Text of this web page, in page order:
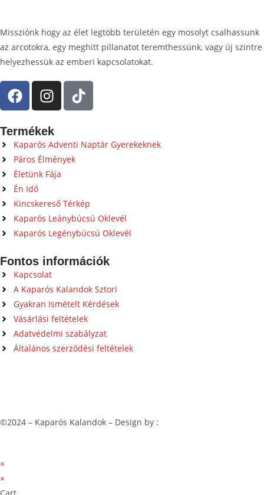
Missziónk hogy az élet legtöbb területén egy mosolyt csalhassunk
az arcotokra, egy meghitt pillanatot teremthessünk, vagy új szintre
helyezhessük az emberi kapcsolatokat.
Termékek
Kaparós Adventi Naptár Gyerekeknek
Páros Élmények
Életünk Fája
Én Idő
Kincskereső Térkép
Kaparós Leánybúcsú Oklevél
Kaparós Legénybúcsú Oklevél
Fontos információk
Kapcsolat
A Kaparós Kalandok Sztori
Gyakran Ismételt Kérdések
Vásárlási feltételek
Adatvédelmi szabályzat
Általános szerződési feltételek
©2024 – Kaparós Kalandok – Design by :
×
×